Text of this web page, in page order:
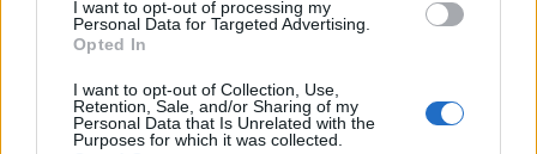
I want to opt-out of processing my
Personal Data for Targeted Advertising.
Opted In
I want to opt-out of Collection, Use,
Retention, Sale, and/or Sharing of my
Personal Data that Is Unrelated with the
Purposes for which it was collected.
Pereira e Tiago Torres integraram o quadro principal,
beneficiando, de igual modo, da reorganização dos wild
Entre os portugueses, Tiago Torres e Jaime Faria
Ofícios”, iniciativa organizada pela Câmara Municipal de
Castelo Branco, através da Divisão de Museus e Cultura,
e integrada na programação do “Festival Sabores de
Perdição”, que decorrerá entre 3 e 6 de setembro.